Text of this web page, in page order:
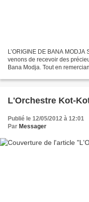
L’ORIGINE DE BANA
venons de recevoir des
Bana Modja. Tout en
L'Orchestre Kot-
Publié le 12/05/2012 à 12:01
Par Messager